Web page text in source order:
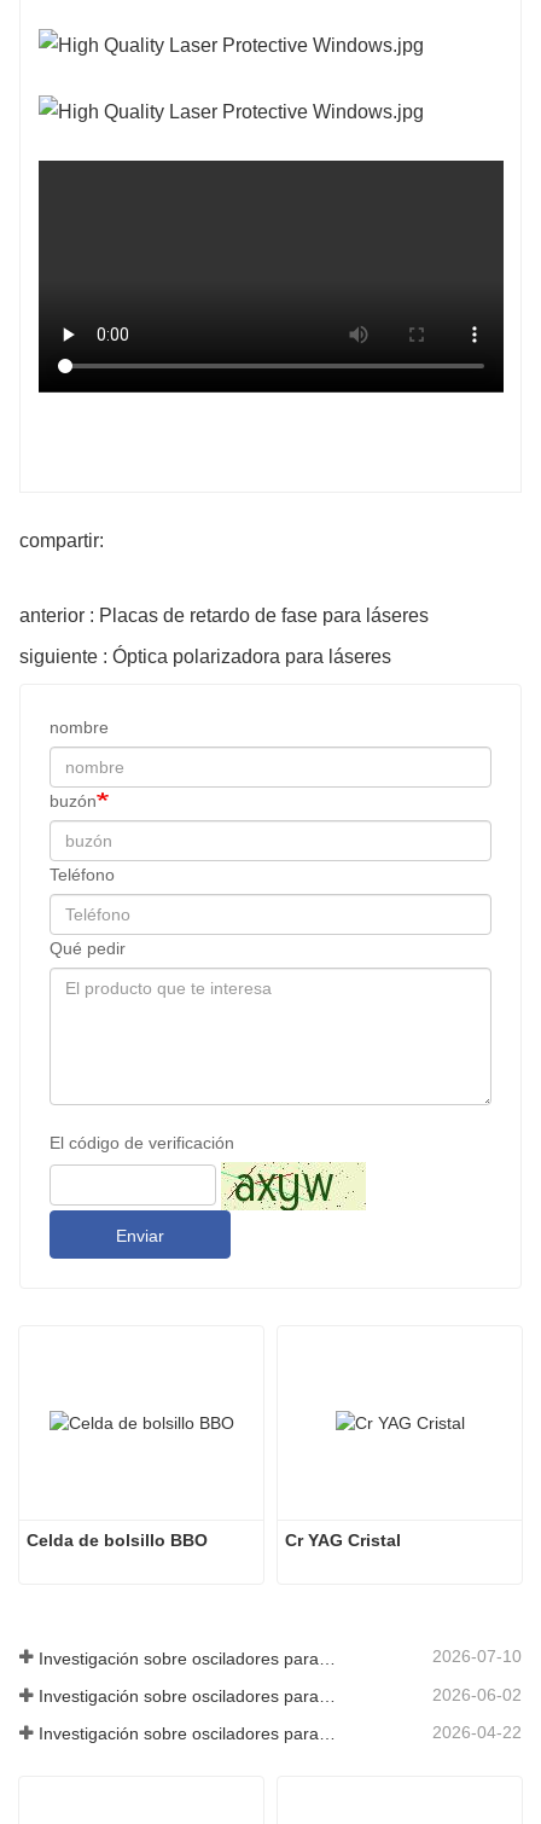
compartir:
anterior : Placas de retardo de fase para láseres
siguiente : Óptica polarizadora para láseres
nombre
buzón
Teléfono
Qué pedir
El código de verificación
Enviar
Celda de bolsillo BBO Cr YAG Cristal
2026-07-10
2026-06-02
Investigación sobre osciladores paramétricos de infrarrojo medio - Parte 04 2026-04-22